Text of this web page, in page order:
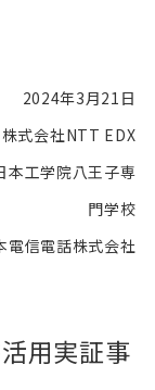
2024年3月21日
株式会社NTT EDX
本工学院八王子専
門学校
電信電話株式会社
用実証事